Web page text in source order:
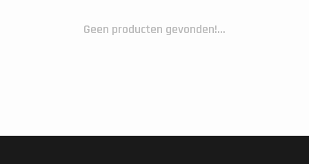
Geen producten gevonden!...